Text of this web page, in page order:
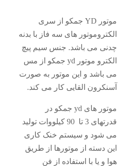
موتور YD جمکو از سری
الکتروموتور های سه فاز با بدنه
چدنی می باشد. جنس سیم پیچ
الکترو موتور yd جمکو از مس
می باشد و این موتور به صورت
آسنکرون القایی کار می کند.
موتور های yd جمکو در
قدرتهای 3 تا 90 کیلووات تولید
می شود و سیستم خنک کاری
این دسته از موتورها از طریق
هوا و یا با استفاده از فن